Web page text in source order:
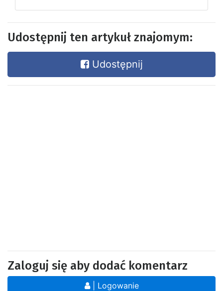
Udostępnij ten artykuł znajomym:
Udostępnij
Zaloguj się aby dodać komentarz
| Logowanie